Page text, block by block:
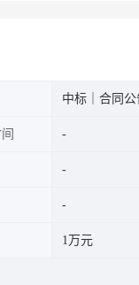
中标｜合同公
1万元